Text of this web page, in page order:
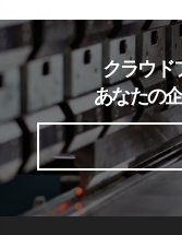
クラウド
あなたの